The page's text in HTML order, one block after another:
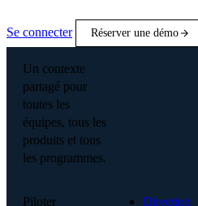
Se connecter Réserver une démo
Un contexte
partagé pour
toutes les
équipes, tous les
produits et tous
les programmes.
Piloter
Direction